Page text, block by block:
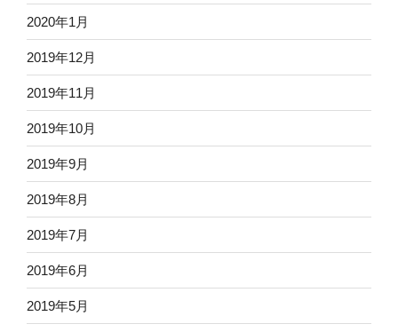
2020年1月
2019年12月
2019年11月
2019年10月
2019年9月
2019年8月
2019年7月
2019年6月
2019年5月